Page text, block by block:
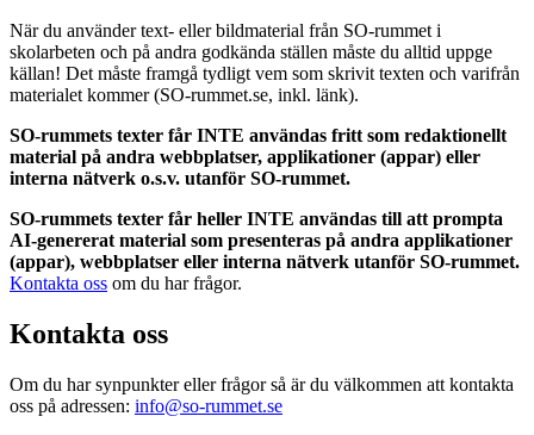
När du använder text- eller bildmaterial från SO-rummet i
skolarbeten och på andra godkända ställen måste du alltid uppge
källan! Det måste framgå tydligt vem som skrivit texten och varifrån
materialet kommer (SO-rummet.se, inkl. länk).
SO-rummets texter får INTE användas fritt som redaktionellt
material på andra webbplatser, applikationer (appar) eller
interna nätverk o.s.v. utanför SO-rummet.
SO-rummets texter får heller INTE användas till att prompta
AI-genererat material som presenteras på andra applikationer
(appar), webbplatser eller interna nätverk utanför SO-rummet.
Kontakta oss om du har frågor.
Kontakta oss
Om du har synpunkter eller frågor så är du välkommen att kontakta
oss på adressen: info@so-rummet.se